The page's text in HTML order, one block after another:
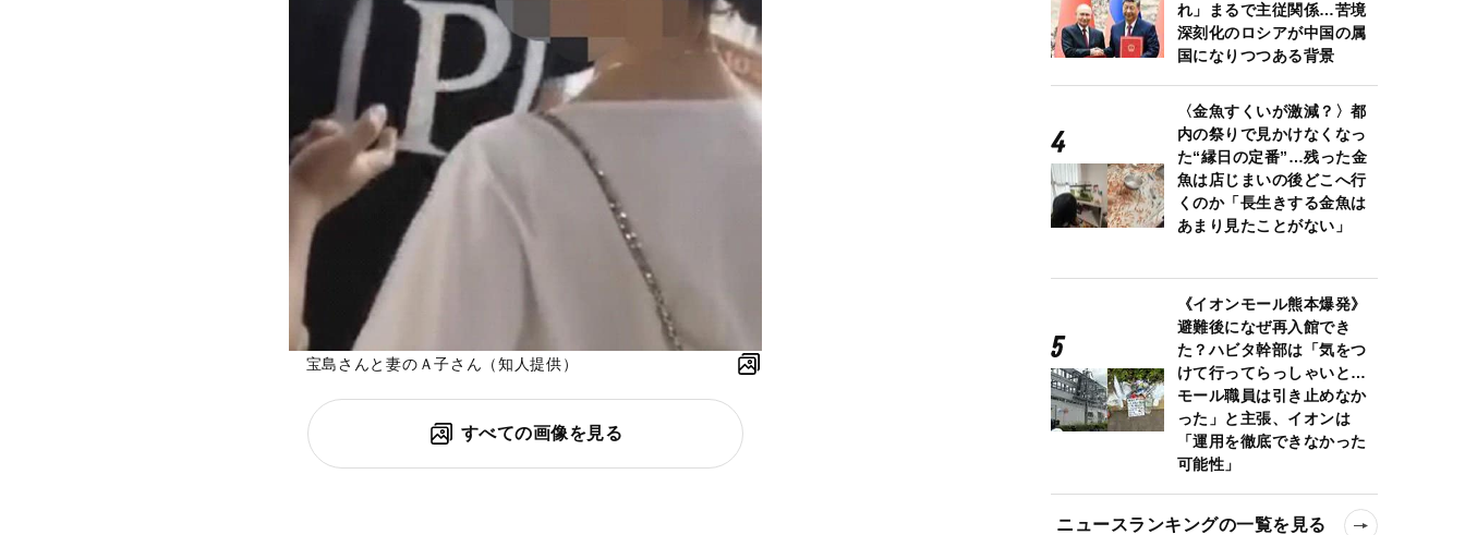
宝島さんと妻のＡ子さん（知人提供）
すべての画像を見る
れ」まるで主従関係…苦境
深刻化のロシアが中国の属
国になりつつある背景
〈金魚すくいが激減？〉都
内の祭りで見かけなくなっ
た“縁日の定番”…残った金
魚は店じまいの後どこへ行
くのか「長生きする金魚は
あまり見たことがない」
《イオンモール熊本爆発》
避難後になぜ再入館でき
た？ハビタ幹部は「気をつ
けて行ってらっしゃいと…
モール職員は引き止めなか
った」と主張、イオンは
「運用を徹底できなかった
可能性」
ニュースランキングの一覧を見る